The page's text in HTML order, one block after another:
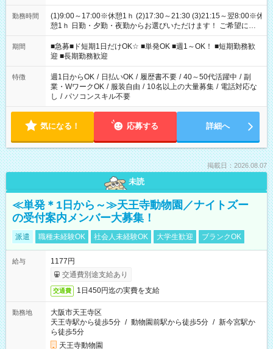
勤務時間
(1)9:00～17:00※休憩1ｈ (2)17:30～21:30 (3)21:15～翌8:00※休
憩1ｈ 日勤・夕勤・夜勤からお選びいただけます！ ご希望に合
わせて働けるお仕事です(*^^*) 【その他選べる勤務時間】 8-17
時/9-17時/9-18時/10-18時/11-21時/18-22時/20-翌4時/21-翌5
時/22-翌6時/0-翌8時 ご自身のご都合で選んで頂ける完全自由シ
フト！
期間
■急募■ド短期1日だけOK☆ ■単発OK ■週1～OK！ ■短期勤務歓
迎 ■長期勤務歓迎
特徴 週1日からOK / 日払いOK / 履歴書不要 / 40～50代活躍中 / 副
業・WワークOK / 服装自由 / 10名以上の大量募集 / 電話対応な
し / パソコンスキル不要
気になる！ 応募する 詳細へ
掲載日：2026.08.07
未読
≪単発＊1日から～≫天王寺動物園／ナイトズー
の受付案内メンバー大募集！
派遣 職種未経験OK 社会人未経験OK 大学生歓迎 ブランクOK
給与
1177円
交通費別途支給あり
交通費 1日450円迄の実費を支給
勤務地
大阪市天王寺区
天王寺駅から徒歩5分 / 動物園前駅から徒歩5分 / 新今宮駅か
ら徒歩5分
天王寺動物園